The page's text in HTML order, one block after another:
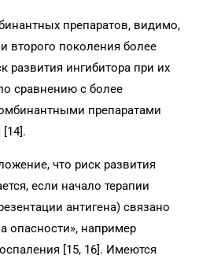
препаратов, видимо,
второго поколения более
развития ингибитора при их
сравнению с более
препаратами
[14].
что риск развития
если начало терапии
антигена) связано
опасности», например
[15, 16]. Имеются